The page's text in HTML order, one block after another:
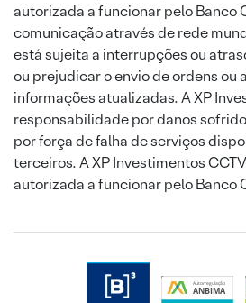
autorizada a funcionar pelo Banco
comunicação através de rede
está sujeita a interrupções ou
ou prejudicar o envio de ordens ou
informações atualizadas. A XP
responsabilidade por danos
por força de falha de serviços
terceiros. A XP Investimentos
autorizada a funcionar pelo Banco